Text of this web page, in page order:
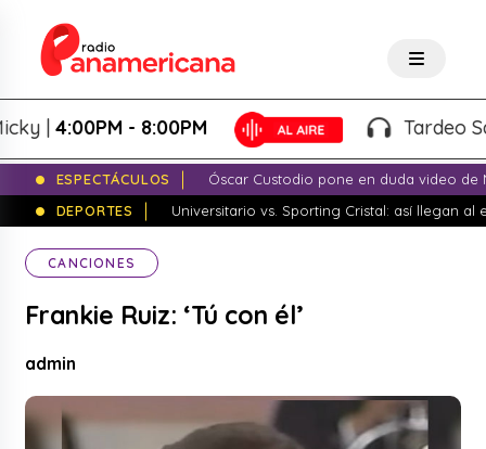
|4:00PM - 8:00PM Tardeo
ESPECTÁCULOS
Óscar Custodio pone en duda video de
DEPORTES
Universitario vs. Sporting Cristal: así llegan al
CANCIONES
Frankie Ruiz: ‘Tú con él’
admin